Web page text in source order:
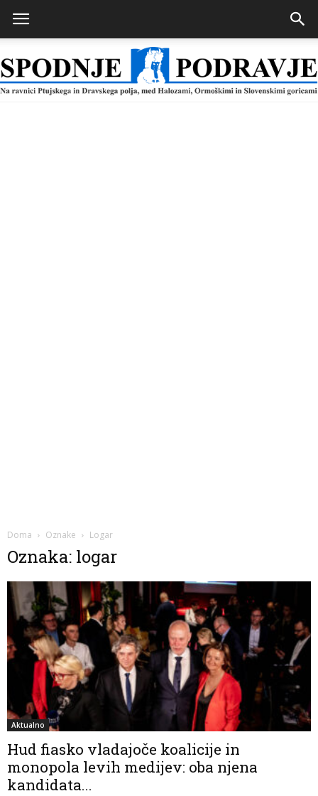
Doma Oznake Logar
Oznaka: logar
Aktualno
Hud fiasko vladajoče koalicije in
monopola levih medijev: oba njena
kandidata...